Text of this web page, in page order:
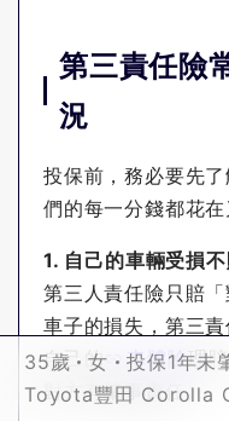
35歲 女 投保1年未
Toyota豐田 Corolla
第三責任險
況
投保前，務必要先
們的每一分錢都花在
1. 自己的車輛受損
第三人責任險只賠
車子的損失，第三
自己的
車體險理
對方有肇事責任）。